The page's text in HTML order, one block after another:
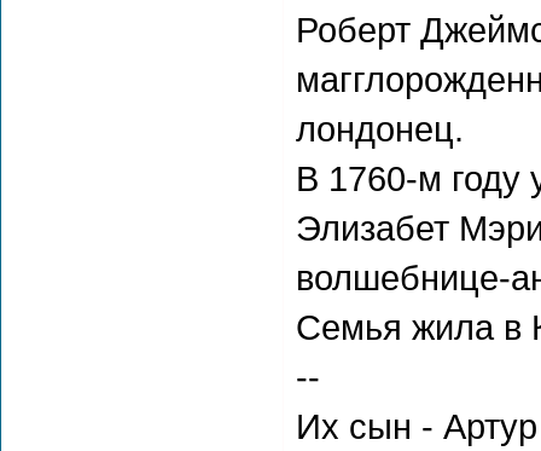
Роберт
лондонец.
В 1760-м году
Элизабет
волшебнице-
Семья жила в
--
Их сын -